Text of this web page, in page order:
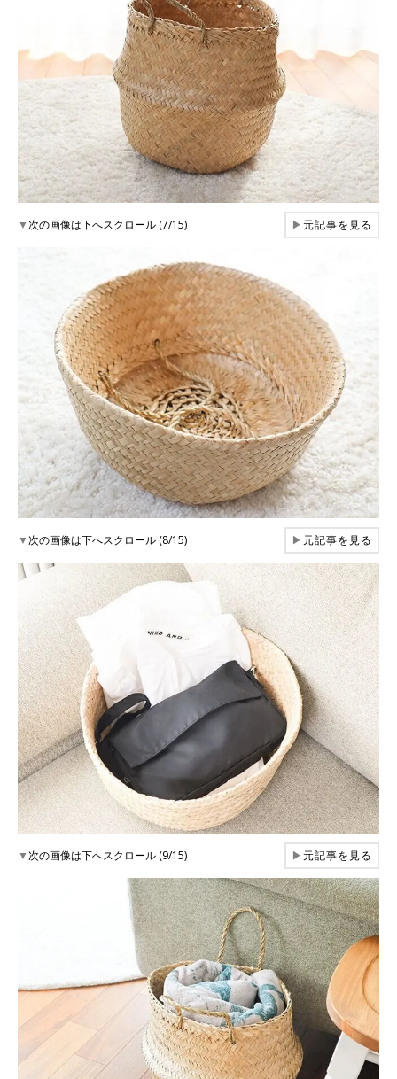
▼次の画像は下へスクロール (7/15) ▶元記事を見る
▼次の画像は下へスクロール (8/15) ▶元記事を見る
▼次の画像は下へスクロール (9/15) ▶元記事を見る